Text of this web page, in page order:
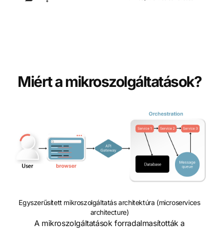
Miért a mikroszolgáltatások?
Egyszerűsített mikroszolgáltatás architektúra (microservices
architecture)
A mikroszolgáltatások forradalmasították a